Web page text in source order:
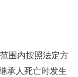
围内按照法定方
承人死亡时发生